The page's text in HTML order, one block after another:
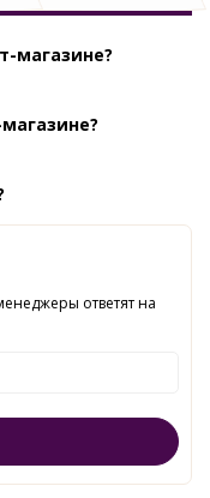
магазине?
ответят на